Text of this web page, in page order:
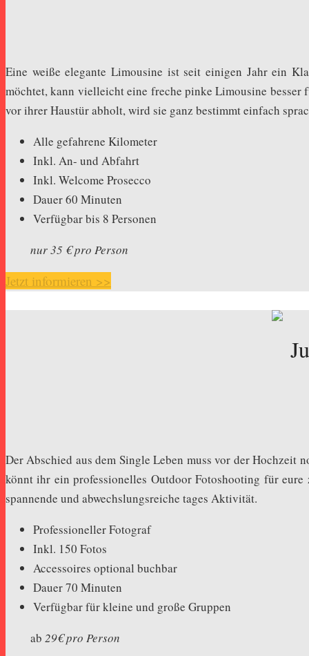
Eine weiße elegante Limousine ist seit einigen Jahr ein
möchtet, kann vielleicht eine freche pinke Limousine
vor ihrer Haustür abholt, wird sie ganz bestimmt einfach
Alle gefahrene Kilometer
Inkl. An- und Abfahrt
Inkl. Welcome Prosecco
Dauer 60 Minuten
Verfügbar bis 8 Personen
nur 35 € pro Person
Jetzt informieren >>
Der Abschied aus dem Single Leben muss vor der Hochzeit
könnt ihr ein professionelles Outdoor Fotoshooting für
spannende und abwechslungsreiche tages Aktivität.
Professioneller Fotograf
Inkl. 150 Fotos
Accessoires optional buchbar
Dauer 70 Minuten
Verfügbar für kleine und große Gruppen
ab 29€ pro Person